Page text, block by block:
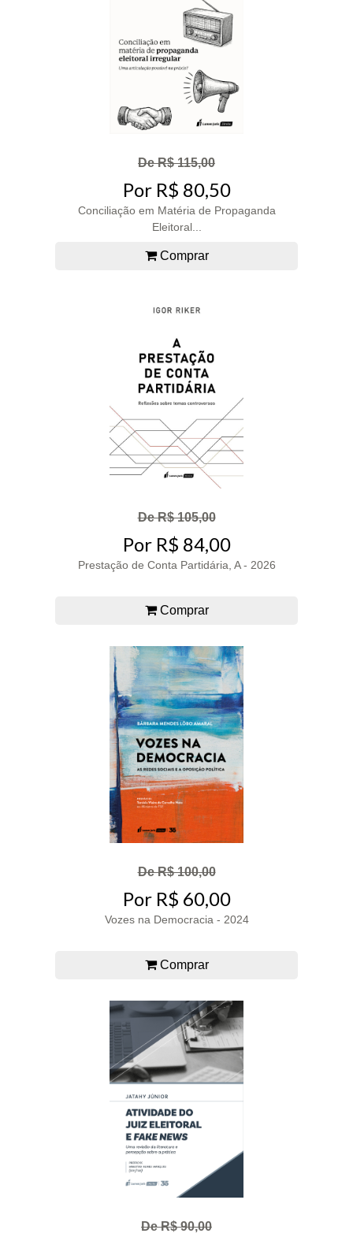
De R$ 115,00
Por R$ 80,50
Conciliação em Matéria de Propaganda
Eleitoral...
Comprar
De R$ 105,00
Por R$ 84,00
Prestação de Conta Partidária, A - 2026
Comprar
De R$ 100,00
Por R$ 60,00
Vozes na Democracia - 2024
Comprar
De R$ 90,00